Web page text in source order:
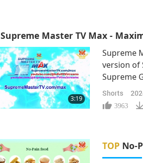
Supreme Master TV Max -
3:19
Supreme
version of
Supreme
many
anything.
Shorts
3963
TOP No-